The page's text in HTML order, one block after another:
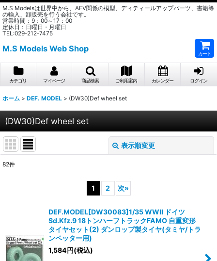
M.S Modelsは世界中から、AFV関係の模型、ディティールアップパーツ、書籍等
の輸入、卸販売を行う会社です。
営業時間：9：00～17：00
定休日：日曜日・月曜日
TEL:029-212-7475
M.S Models Web Shop
カート
カテゴリ マイページ 商品検索 ご利用案内 カレンダー ログイン
ホーム > DEF. MODEL > (DW30)Def wheel set
(DW30)Def wheel set
表示順変更
82件
1 2 次»
DEF.MODEL[DW30083]1/35 WWII ドイツ
Sd.Kfz.9 18トンハーフトラックFAMO 自重変形
タイヤセット(2) ダンロップ製タイヤ(タミヤ/トラ
ンペッター用)
1,584円(税込)